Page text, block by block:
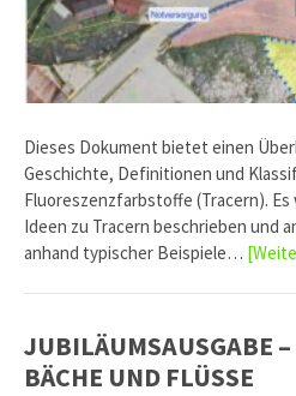
Dieses Dokument bietet einen
Geschichte, Definitionen und
Fluoreszenzfarbstoffe (Tracern).
Ideen zu Tracern beschrieben und
anhand typischer Beispiele…
JUBILÄUMSAUSGABE
BÄCHE UND FLÜSSE